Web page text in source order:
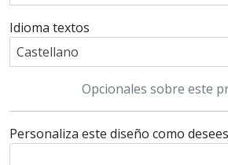
Idioma textos
Castellano
Opcionales sobre este
Personaliza este diseño como